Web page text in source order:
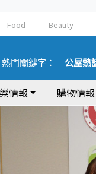
Food Beauty
熱門關鍵字： 公屋熱
情報 購物情報